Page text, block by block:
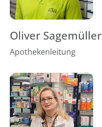
Oliver Sagemüller
Apothekenleitung